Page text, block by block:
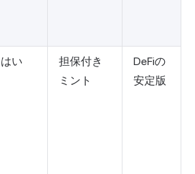
はい
担保付き
ミント
DeFiの
安定版